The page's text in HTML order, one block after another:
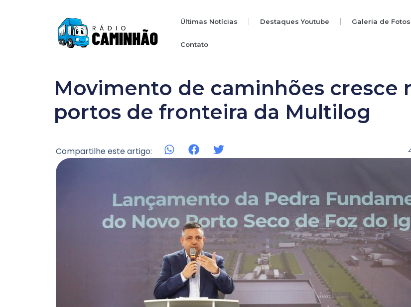
Últimas Notícias Destaques Youtube Galeria de Fotos
Contato
Movimento de caminhões cresce
portos de fronteira da Multilog
Compartilhe este artigo: